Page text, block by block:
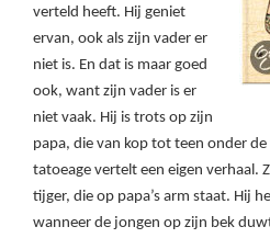
verteld heeft. Hij geniet
ervan, ook als zijn vader er
niet is. En dat is maar goed
ook, want zijn vader is er
niet vaak. Hij is trots op zijn
papa, die van kop tot teen onder de
tatoeage vertelt een eigen verhaal.
tijger, die op papa’s arm staat. Hij
wanneer de jongen op zijn bek